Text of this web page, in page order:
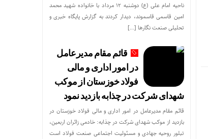
ناحیه امام علی (ع) دوشنبه ۱۲ مرداد با خانواده شهید محمد
امین قاسمی قاسموند، دیدار کردند به گزارش پایگاه خبری و
تحلیلی صنعت نگارها […]
قائم مقام مدیرعامل
در امور اداری و مالی
فولاد خوزستان از موکب
شهدای شرکت در چذابه بازدید نمود
قائم مقام مدیرعامل در امور اداری و مالی فولاد خوزستان در
بازدید از موکب شهدای شرکت در چذابه: خادمی زائران اربعین،
تبلور روحیه جهادی و مسئولیت اجتماعی صنعت فولاد است